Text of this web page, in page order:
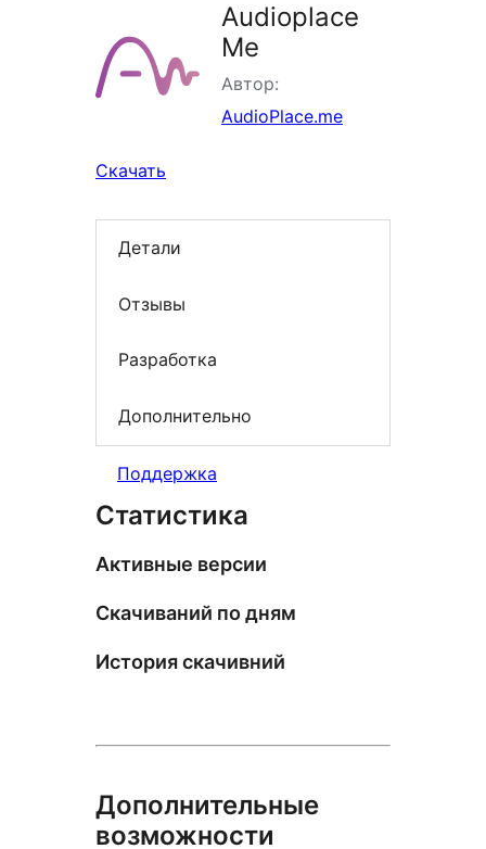
Audioplace
Me
Автор:
AudioPlace.me
Скачать
Детали
Отзывы
Разработка
Дополнительно
Поддержка
Статистика
Активные версии
Скачиваний по дням
История скачивний
Дополнительные
возможности